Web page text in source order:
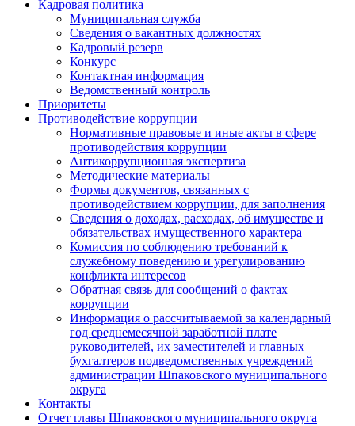
Кадровая политика
Муниципальная служба
Сведения о вакантных должностях
Кадровый резерв
Конкурс
Контактная информация
Ведомственный контроль
Приоритеты
Противодействие коррупции
Нормативные правовые и иные акты в сфере
противодействия коррупции
Антикоррупционная экспертиза
Методические материалы
Формы документов, связанных с
противодействием коррупции, для заполнения
Сведения о доходах, расходах, об имуществе и
обязательствах имущественного характера
Комиссия по соблюдению требований к
служебному поведению и урегулированию
конфликта интересов
Обратная связь для сообщений о фактах
коррупции
Информация о рассчитываемой за календарный
год среднемесячной заработной плате
руководителей, их заместителей и главных
бухгалтеров подведомственных учреждений
администрации Шпаковского муниципального
округа
Контакты
Отчет главы Шпаковского муниципального округа